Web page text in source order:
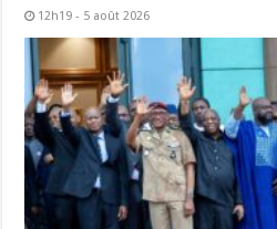
12h19 - 5 août 2026